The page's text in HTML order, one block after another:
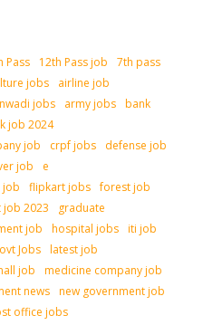
Pass 12th Pass job
7th pass
jobs
airline job
jobs army jobs bank
job 2024
job crpf jobs
defense job
job
e
job flipkart jobs forest job
job 2023
graduate
job hospital jobs iti job
Jobs latest job
job
medicine company job
news new government job
office jobs